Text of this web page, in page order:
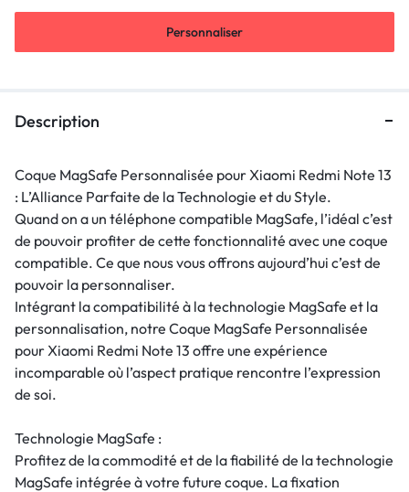
Personnaliser
Description
Coque MagSafe Personnalisée pour Xiaomi Redmi Note 13
: L’Alliance Parfaite de la Technologie et du Style.
Quand on a un téléphone compatible MagSafe, l’idéal c’est
de pouvoir profiter de cette fonctionnalité avec une coque
compatible. Ce que nous vous offrons aujourd’hui c’est de
pouvoir la personnaliser.
Intégrant la compatibilité à la technologie MagSafe et la
personnalisation, notre Coque MagSafe Personnalisée
pour Xiaomi Redmi Note 13 offre une expérience
incomparable où l’aspect pratique rencontre l’expression
de soi.
Technologie MagSafe :
Profitez de la commodité et de la fiabilité de la technologie
MagSafe intégrée à votre future coque. La fixation